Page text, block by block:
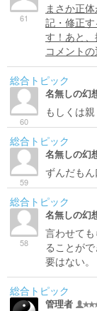
61
まさか正
記・修正
す！あと
コメント
総合トピック
60
名無しの幻
もしくは親
総合トピック
59
名無しの幻
ずんだも
総合トピック
58
名無しの幻
言わせて
ることが
要はない。
総合トピック
管理者